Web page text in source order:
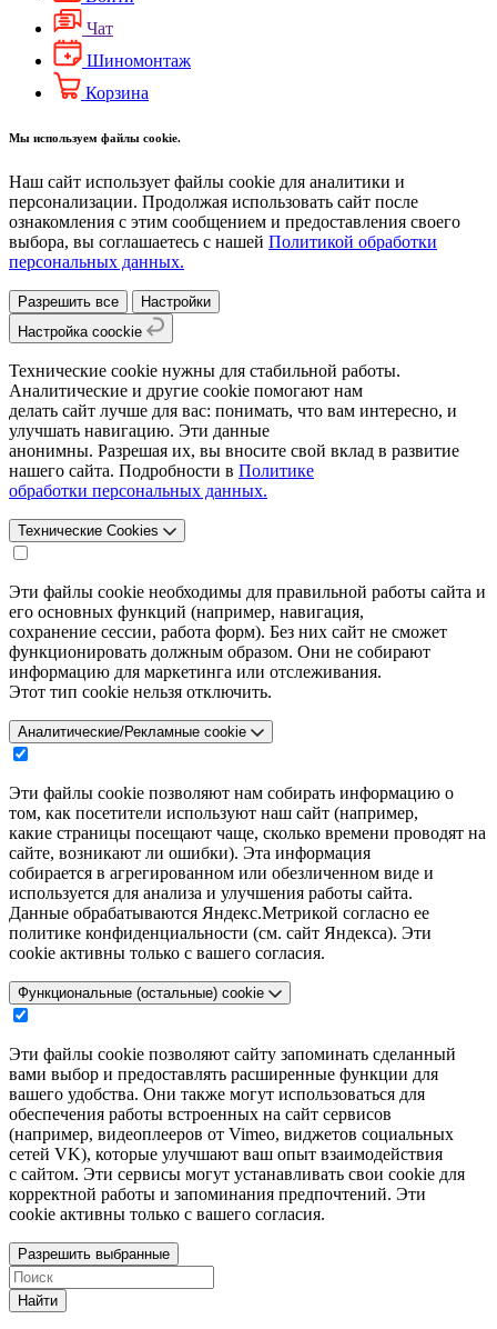
Чат
Шиномонтаж
Корзина
Мы используем файлы cookie.
Наш сайт использует файлы cookie для аналитики и
персонализации. Продолжая использовать сайт после
ознакомления с этим сообщением и предоставления своего
выбора, вы соглашаетесь с нашей Политикой обработки
персональных данных.
Разрешить все
Настройки
Настройка coockie
Технические cookie нужны для стабильной работы.
Аналитические и другие cookie помогают нам
делать сайт лучше для вас: понимать, что вам интересно, и
улучшать навигацию. Эти данные
анонимны. Разрешая их, вы вносите свой вклад в развитие
нашего сайта. Подробности в Политике
обработки персональных данных.
Технические Cookies
Эти файлы cookie необходимы для правильной работы сайта и
его основных функций (например, навигация,
сохранение сессии, работа форм). Без них сайт не сможет
функционировать должным образом. Они не собирают
информацию для маркетинга или отслеживания.
Этот тип cookie нельзя отключить.
Аналитические/Рекламные cookie
Эти файлы cookie позволяют нам собирать информацию о
том, как посетители используют наш сайт (например,
какие страницы посещают чаще, сколько времени проводят на
сайте, возникают ли ошибки). Эта информация
собирается в агрегированном или обезличенном виде и
используется для анализа и улучшения работы сайта.
Данные обрабатываются Яндекс.Метрикой согласно ее
политике конфиденциальности (см. сайт Яндекса). Эти
cookie активны только с вашего согласия.
Функциональные (остальные) cookie
Эти файлы cookie позволяют сайту запоминать сделанный
вами выбор и предоставлять расширенные функции для
вашего удобства. Они также могут использоваться для
обеспечения работы встроенных на сайт сервисов
(например, видеоплееров от Vimeo, виджетов социальных
сетей VK), которые улучшают ваш опыт взаимодействия
с сайтом. Эти сервисы могут устанавливать свои cookie для
корректной работы и запоминания предпочтений. Эти
cookie активны только с вашего согласия.
Разрешить выбранные
Найти